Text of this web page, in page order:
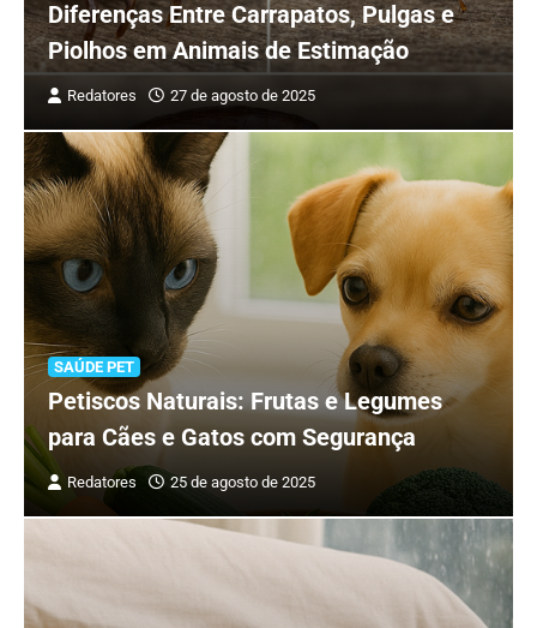
Diferenças Entre Carrapatos, Pulgas e
Piolhos em Animais de Estimação
Redatores 27 de agosto de 2025
SAÚDE PET
Petiscos Naturais: Frutas e Legumes
para Cães e Gatos com Segurança
Redatores 25 de agosto de 2025